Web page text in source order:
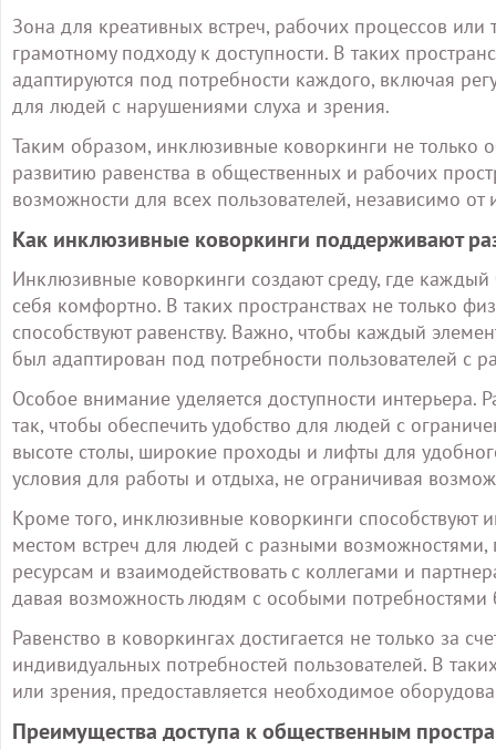
Зона для креативных встреч, рабочих процессов
грамотному подходу к доступности. В таких
адаптируются под потребности каждого, включая
для людей с нарушениями слуха и зрения.
Таким образом, инклюзивные коворкинги не только
развитию равенства в общественных и рабочих
возможности для всех пользователей, независимо
Как инклюзивные коворкинги поддерживают
Инклюзивные коворкинги создают среду, где каждый
себя комфортно. В таких пространствах не только
способствуют равенству. Важно, чтобы каждый
был адаптирован под потребности пользователей с
Особое внимание уделяется доступности
так, чтобы обеспечить удобство для людей с
высоте столы, широкие проходы и лифты для
условия для работы и отдыха, не ограничивая
Кроме того, инклюзивные коворкинги способствуют
местом встреч для людей с разными
ресурсам и взаимодействовать с коллегами и
давая возможность людям с особыми
Равенство в коворкингах достигается не только за
индивидуальных потребностей пользователей. В
или зрения, предоставляется необходимое
Преимущества доступа к общественным